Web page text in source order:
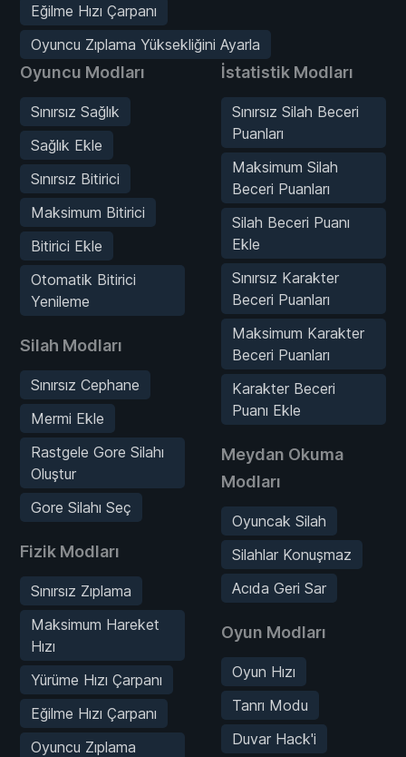
Eğilme Hızı Çarpanı
Oyuncu Zıplama Yüksekliğini Ayarla
Oyuncu Modları
Sınırsız Sağlık
Sağlık Ekle
Sınırsız Bitirici
Maksimum Bitirici
Bitirici Ekle
Otomatik Bitirici
Yenileme
Silah Modları
Sınırsız Cephane
Mermi Ekle
Rastgele Gore Silahı
Oluştur
Gore Silahı Seç
Fizik Modları
Sınırsız Zıplama
Maksimum Hareket
Hızı
Yürüme Hızı Çarpanı
Eğilme Hızı Çarpanı
Oyuncu Zıplama
İstatistik Modları
Sınırsız Silah Beceri
Puanları
Maksimum Silah
Beceri Puanları
Silah Beceri Puanı
Ekle
Sınırsız Karakter
Beceri Puanları
Maksimum Karakter
Beceri Puanları
Karakter Beceri
Puanı Ekle
Meydan Okuma
Modları
Oyuncak Silah
Silahlar Konuşmaz
Acıda Geri Sar
Oyun Modları
Oyun Hızı
Tanrı Modu
Duvar Hack'i